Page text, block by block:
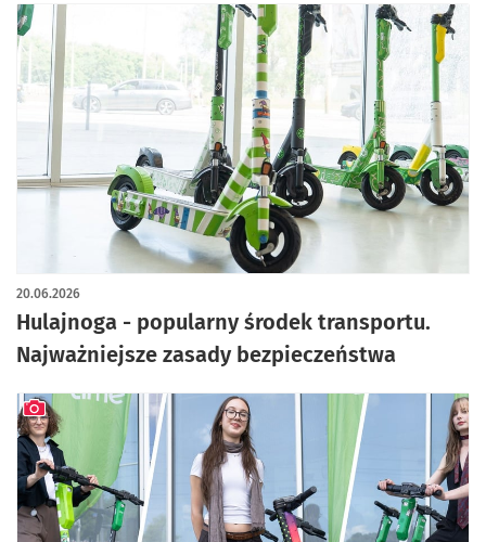
Hulajnoga - popularny środek transportu.
Najważniejsze zasady bezpieczeństwa
20.06.2026